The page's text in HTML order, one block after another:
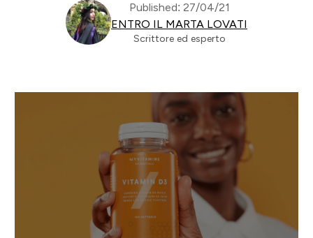
Published: 27/04/21
ENTRO IL MARTA LOVATI
Scrittore ed esperto